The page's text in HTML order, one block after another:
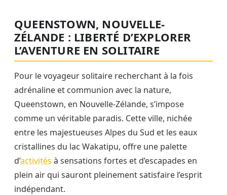
QUEENSTOWN, NOUVELLE-
ZÉLANDE : LIBERTÉ D’EXPLORER
L’AVENTURE EN SOLITAIRE
Pour le voyageur solitaire recherchant à la fois
adrénaline et communion avec la nature,
Queenstown, en Nouvelle-Zélande, s’impose
comme un véritable paradis. Cette ville, nichée
entre les majestueuses Alpes du Sud et les eaux
cristallines du lac Wakatipu, offre une palette
d’activités à sensations fortes et d’escapades en
plein air qui sauront pleinement satisfaire l’esprit
indépendant.